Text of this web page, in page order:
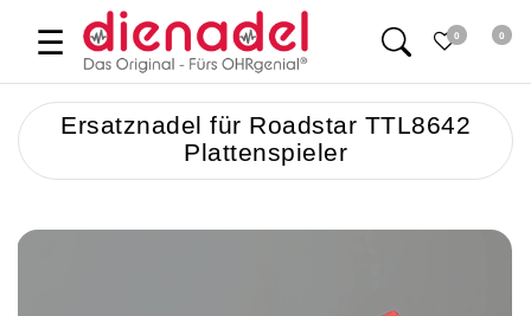
☰ 0 0
Ersatznadel für Roadstar TTL8642
Plattenspieler